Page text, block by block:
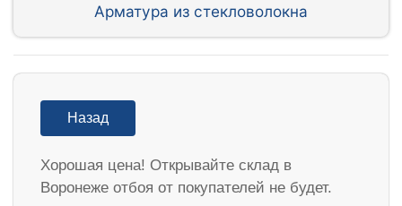
Арматура из стекловолокна
Назад
Хорошая цена! Открывайте склад в
Воронеже отбоя от покупателей не будет.